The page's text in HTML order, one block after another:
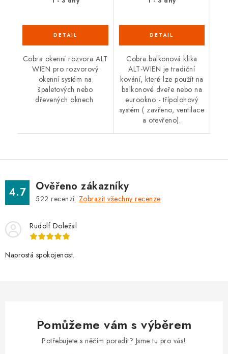
Cobra okenní rozvora ALT
WIEN pro rozvorový
okenní systém na
špaletových nebo
dřevených oknech
Cobra balkonová klika
ALT-WIEN je tradiční
kování, které lze použít na
balkonové dveře nebo na
eurookno - třípolohový
systém ( zavřeno, ventilace
a otevřeno).
4.7 Ověřeno zákazníky
522 recenzí. Zobrazit všechny recenze
Rudolf Doležal
Naprostá spokojenost.
Pomůžeme vám s výběrem
Potřebujete s něčím poradit? Jsme tu pro vás!